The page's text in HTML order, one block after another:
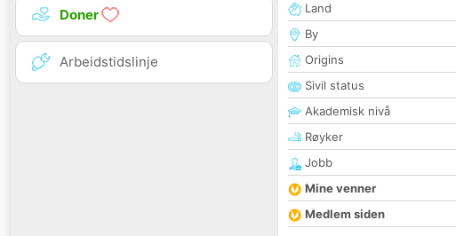
Doner
Arbeidstidslinje
Land
By
Origins
Sivil status
Akademisk nivå
Røyker
Jobb
Mine venner
Medlem siden